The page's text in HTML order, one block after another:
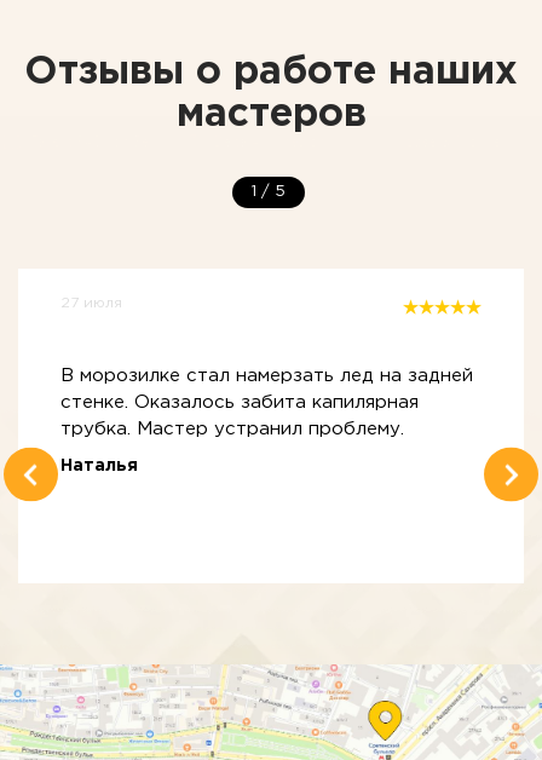
Отзывы о работе наших
мастеров
1 / 5
27 июля
В морозилке стал намерзать лед на задней
стенке. Оказалось забита капилярная
трубка. Мастер устранил проблему.
Наталья